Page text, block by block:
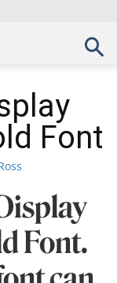
Font
Font.